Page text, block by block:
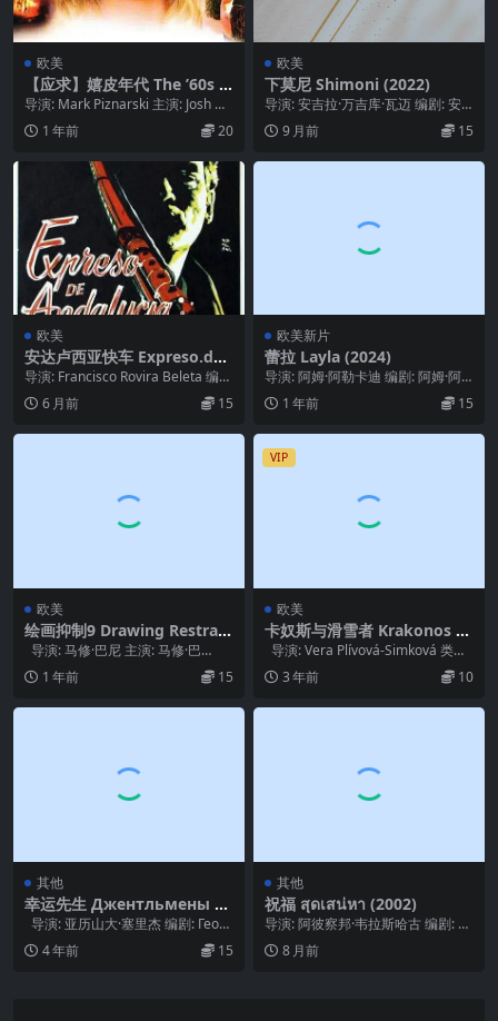
欧美
【应求】嬉皮年代 The ’60s (1
999)
导演: Mark Piznarski 主演: Josh Ha
milton / J...
1 年前 20
欧美
下莫尼 Shimoni (2022)
导演: 安吉拉·万吉库·瓦迈 编剧: 安
吉拉·万吉库·瓦迈 主演: Justin...
9 月前 15
欧美
安达卢西亚快车 Expreso.de.
Andalucía.1956
导演: Francisco Rovira Beleta 编
剧: Vicente ...
6 月前 15
欧美新片
蕾拉 Layla (2024)
导演: 阿姆·阿勒卡迪 编剧: 阿姆·阿
勒卡迪 主演: 比拉尔·哈斯纳 / 路易...
1 年前 15
欧美
绘画抑制9 Drawing Restrain
t 9 (2005)
导演: 马修·巴尼 主演: 马修·巴
尼 / 比约克 / Mayum...
1 年前 15
VIP
欧美
卡奴斯与滑雪者 Krakonos a l
yzníci (1981)
导演: Vera Plívová-Simková 类
型: 喜剧 /...
3 年前 10
其他
幸运先生 Джентльмены уд
ачи (1971)
导演: 亚历山大·塞里杰 编剧: Георг
ий Данелия ...
4 年前 15
其他
祝福 สุดเสน่หา (2002)
导演: 阿彼察邦·韦拉斯哈古 编剧: 阿
彼察邦·韦拉斯哈古 主演: Kanokp...
8 月前